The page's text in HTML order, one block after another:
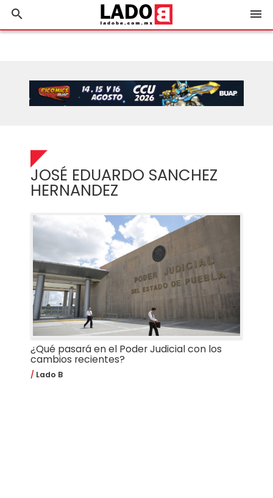
search menu
JOSÉ EDUARDO SANCHEZ
HERNANDEZ
¿Qué pasará en el Poder Judicial con los
cambios recientes?
Lado B